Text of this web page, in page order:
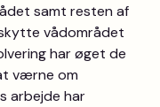
samt resten af
vådområdet
har øget de
værne om
arbejde har